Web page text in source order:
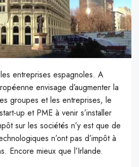
entreprises espagnoles. A
envisage d’augmenter la
groupes et les entreprises, le
up et PME à venir s’installer
sur les sociétés n’y est que de
n’ont pas d’impôt à
Encore mieux que l’Irlande.